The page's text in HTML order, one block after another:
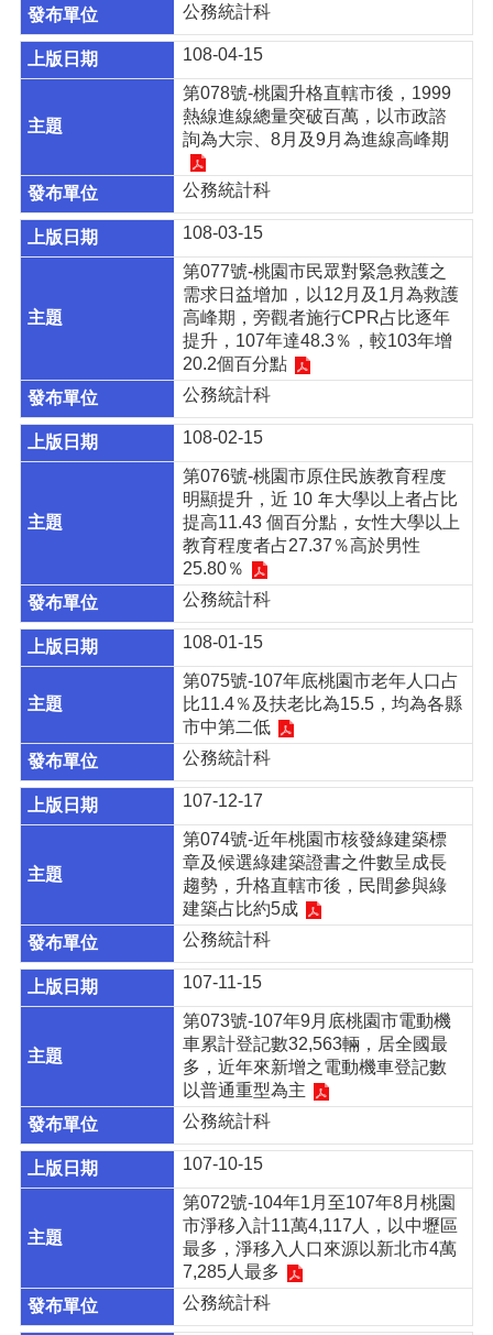
市
政
府
隱
政
策
網
全
政
網
料
宣
告
公務統計科
108-04-15
第078號-桃園升格直轄市後，1999
熱線進線總量突破百萬，以市政諮
詢為大宗、8月及9月為進線高峰期
公務統計科
108-03-15
第077號-桃園市民眾對緊急救護之
需求日益增加，以12月及1月為救護
高峰期，旁觀者施行CPR占比逐年
提升，107年達48.3％，較103年增
20.2個百分點
公務統計科
108-02-15
第076號-桃園市原住民族教育程度
明顯提升，近 10 年大學以上者占比
提高11.43 個百分點，女性大學以上
教育程度者占27.37％高於男性
25.80％
公務統計科
108-01-15
第075號-107年底桃園市老年人口占
比11.4％及扶老比為15.5，均為各縣
市中第二低
公務統計科
107-12-17
第074號-近年桃園市核發綠建築標
章及候選綠建築證書之件數呈成長
趨勢，升格直轄市後，民間參與綠
建築占比約5成
公務統計科
107-11-15
第073號-107年9月底桃園市電動機
車累計登記數32,563輛，居全國最
多，近年來新增之電動機車登記數
以普通重型為主
公務統計科
107-10-15
第072號-104年1月至107年8月桃園
市淨移入計11萬4,117人，以中壢區
最多，淨移入人口來源以新北市4萬
7,285人最多
公務統計科